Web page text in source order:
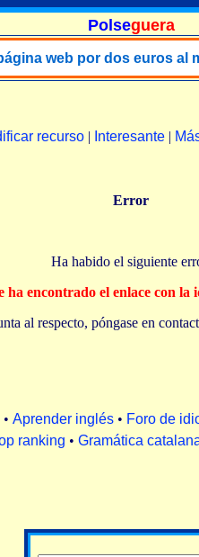
Polseguera
web por dos euros al
recurso| Interesante|
Error
Ha habido el siguiente
ha encontrado el enlace con la
al respecto, póngase en
• Aprender inglés • Foro de
ranking • Gramática